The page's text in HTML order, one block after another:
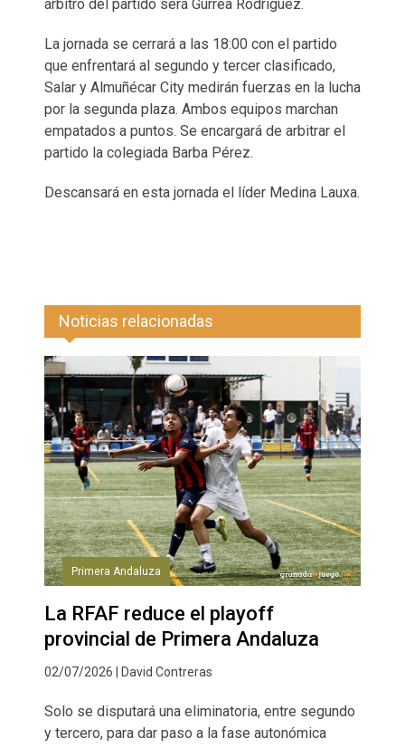
árbitro del partido será Gurrea Rodríguez.
La jornada se cerrará a las 18:00 con el partido
que enfrentará al segundo y tercer clasificado,
Salar y Almuñécar City medirán fuerzas en la lucha
por la segunda plaza. Ambos equipos marchan
empatados a puntos. Se encargará de arbitrar el
partido la colegiada Barba Pérez.
Descansará en esta jornada el líder Medina Lauxa.
Noticias relacionadas
Primera Andaluza
La RFAF reduce el playoff
provincial de Primera Andaluza
02/07/2026 | David Contreras
Solo se disputará una eliminatoria, entre segundo
y tercero, para dar paso a la fase autonómica